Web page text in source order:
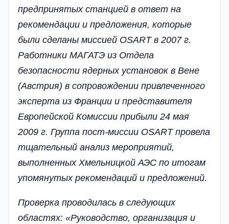
предпринятых станцией в ответ на
рекомендации и предложения, которые
были сделаны миссией OSART в 2007 г.
Работники МАГАТЭ из Отдела
безопасности ядерных установок в Вене
(Австрия) в сопровождении привлеченного
эксперта из Франции и представителя
Европейской Комиссии прибыли 24 мая
2009 г. Группа пост-миссии OSART провела
тщательный анализ мероприятий,
выполненных Хмельницкой АЭС по итогам
упомянутых рекомендаций и предложений.
Проверка проводилась в следующих
областях: «Руководство, организация и